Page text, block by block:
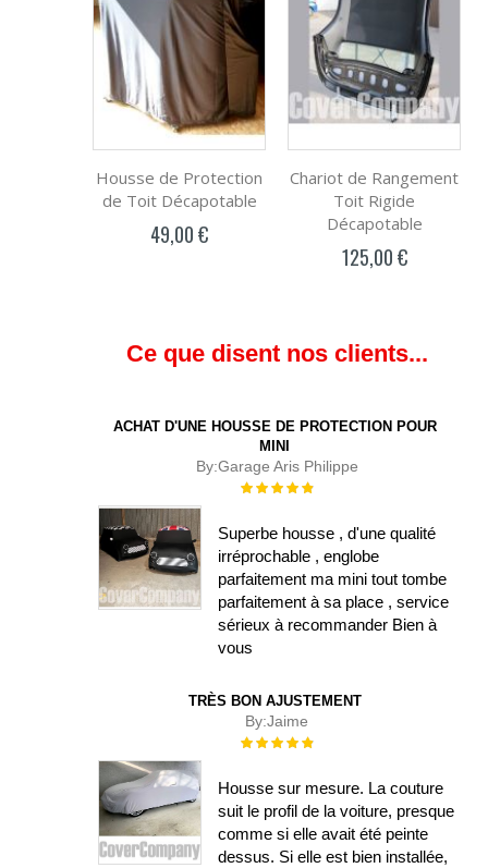
Housse de Protection
de Toit Décapotable
49,00 €
Chariot de Rangement
Toit Rigide
Décapotable
125,00 €
Ce que disent nos clients...
ACHAT D'UNE HOUSSE DE PROTECTION POUR
MINI
By:Garage Aris Philippe
Évaluation :
Superbe housse , d'une qualité
irréprochable , englobe
parfaitement ma mini tout tombe
parfaitement à sa place , service
sérieux à recommander Bien à
vous
TRÈS BON AJUSTEMENT
By:Jaime
Évaluation :
Housse sur mesure. La couture
suit le profil de la voiture, presque
comme si elle avait été peinte
dessus. Si elle est bien installée,